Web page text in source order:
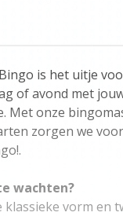
is het uitje
of avond met
Met onze
zorgen we
wachten?
klassieke vorm en